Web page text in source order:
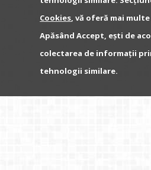
Cookies, vă oferă mai
Apăsând Accept, ești de
colectarea de informații
tehnologii similare.